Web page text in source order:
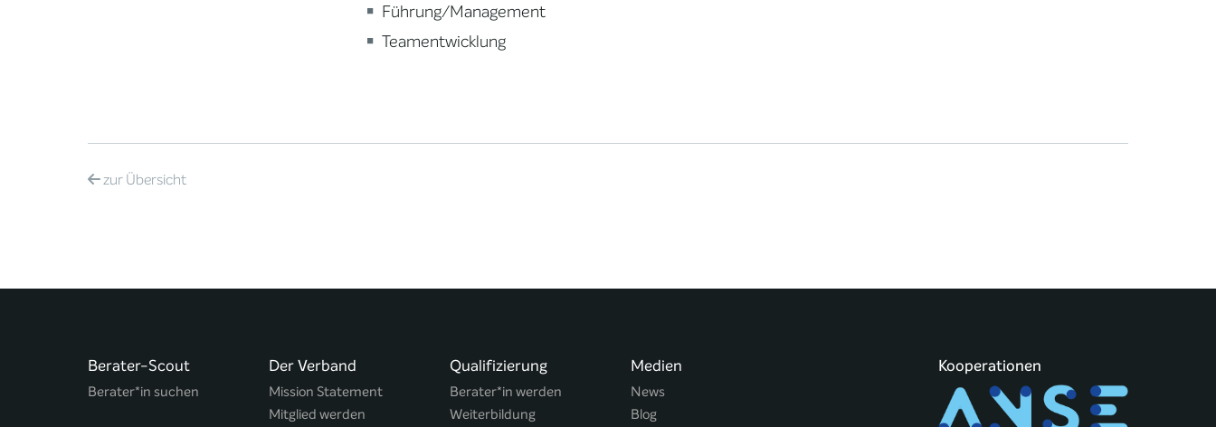
Führung/Management
Teamentwicklung
zurÜbersicht
Berater-Scout
Berater*in suchen
Der Verband
Mission Statement
Mitglied werden
Qualifizierung
Berater*in werden
Weiterbildung
Medien
News
Blog
Kooperationen